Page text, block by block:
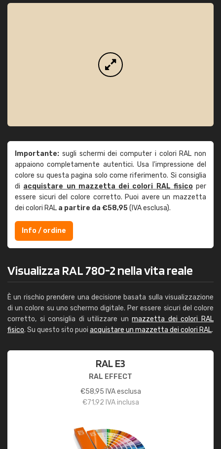
Importante: sugli schermi dei computer i colori RAL non
appaiono completamente autentici. Usa l'impressione del
colore su questa pagina solo come riferimento. Si consiglia
di acquistare un mazzetta dei colori RAL fisicoper
essere sicuri del colore corretto. Puoi avere un mazzetta
dei colori RAL a partire da €58,95(IVA esclusa).
Info / ordine
Visualizza RAL 780-2 nella vita reale
È un rischio prendere una decisione basata sulla visualizzazione
di un colore su uno schermo digitale. Per essere sicuri del colore
corretto, si consiglia di utilizzare unmazzetta dei colori RAL
fisico. Su questo sito puoi acquistare un mazzetta dei colori RAL.
RAL E3
RAL EFFECT
€58,95 IVA esclusa
€71,92 IVA inclusa